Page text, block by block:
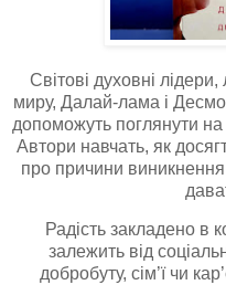
Світові духовні
миру, Далай-лама і
допоможуть поглянути
Автори навчать, як
про причини виникнення
Радість закладено в
залежить від
добробуту, сім’ї чи